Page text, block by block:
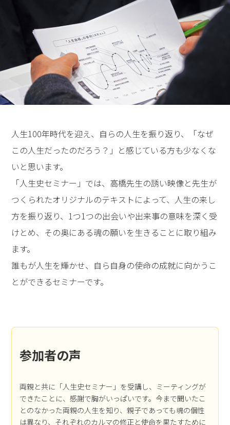
人生100年時代を迎え、自らの人生を振り返り、「なぜ
この人生だったのだろう？」と感じている方も少なくな
いと思います。
「人生史セミナー」では、高橋先生の誘い映像と先生が
つくられたオリジナルのテキストによって、人生の来し
方を振り返り、1つ1つの出会いや出来事の意味を深く受
けとめ、その奥にある魂の願いを生きることに取り組み
ます。
誰もが人生を輝かせ、自ら自身の使命の成就に向かうこ
とができるセミナーです。
参加者の声
両親と共に「人生史セミナー」を受講し、ミーティングが
できたことに、感謝で胸がいっぱいです。今まで聞いたこ
とのなかった両親の人生を知り、親子であっても魂の個性
は異なり、それぞれのカルマの修正と使命を果たすために